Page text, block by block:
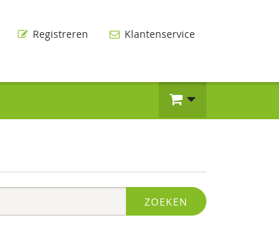
Registreren Klantenservice
ZOEKEN